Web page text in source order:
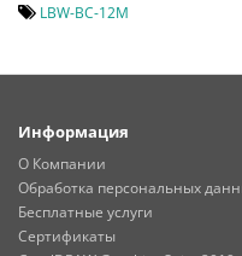
LBW-BC-12M
Информация
О Компании
Обработка персональных
Бесплатные услуги
Сертификаты